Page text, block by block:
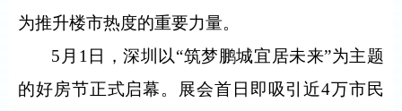
为推升楼市热度的重要力量。
5 月 1 日，深圳以“筑梦鹏城宜居未来”为主题
的好房节正式启幕。展会首日即吸引近4万市民